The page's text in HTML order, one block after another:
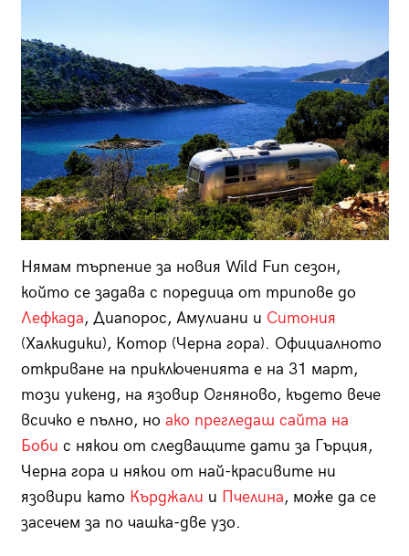
Нямам търпение за новия Wild Fun сезон,
който се задава с поредица от трипове до
Лефкада, Диапорос, Амулиани и Ситония
(Халкидики), Котор (Черна гора). Официалното
откриване на приключенията е на 31 март,
този уикенд, на язовир Огняново, където вече
всичко е пълно, но ако прегледаш сайта на
Боби с някои от следващите дати за Гърция,
Черна гора и някои от най-красивите ни
язовири като Кърджали и Пчелина, може да се
засечем за по чашка-две узо.